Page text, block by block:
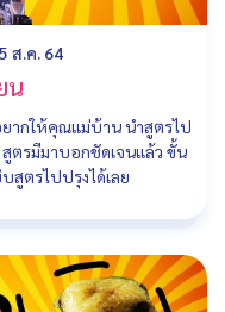
ส.ค. 64
น
ากให้คุณแม่บ้าน นำสูตรไป
ตรมีมาบอกชัดเจนแล้ว ขั้น
สูตรไปปรุงได้เลย